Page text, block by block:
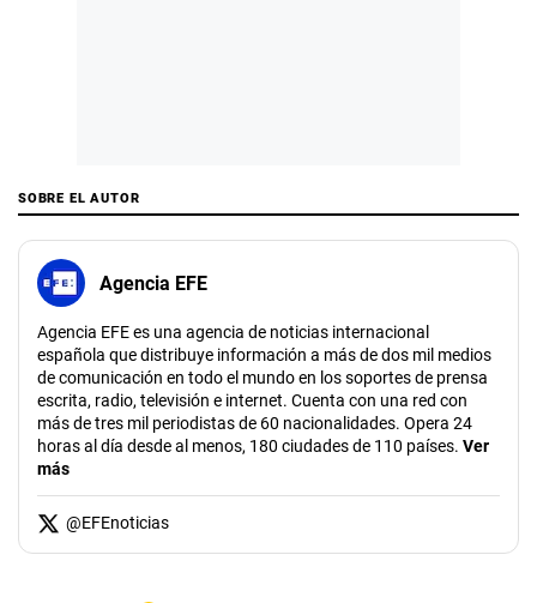
SOBRE EL AUTOR
Agencia EFE
Agencia EFE es una agencia de noticias internacional
española que distribuye información a más de dos mil medios
de comunicación en todo el mundo en los soportes de prensa
escrita, radio, televisión e internet. Cuenta con una red con
más de tres mil periodistas de 60 nacionalidades. Opera 24
horas al día desde al menos, 180 ciudades de 110 países. Ver
más
@EFEnoticias